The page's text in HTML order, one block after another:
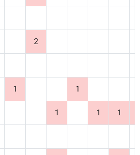
2
1 1
1 1 1